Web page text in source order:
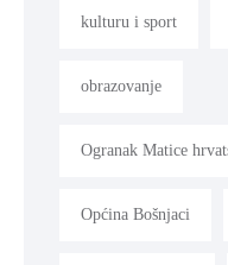
kulturu i sport
obrazovanje
Ogranak Matice
Općina Bošnjaci